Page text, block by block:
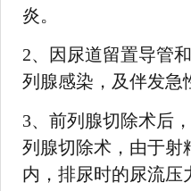
炎。
2、因尿道留置导管
列腺感染，及伴发急
3、前列腺切除术后
列腺切除术，由于射
内，排尿时的尿流压